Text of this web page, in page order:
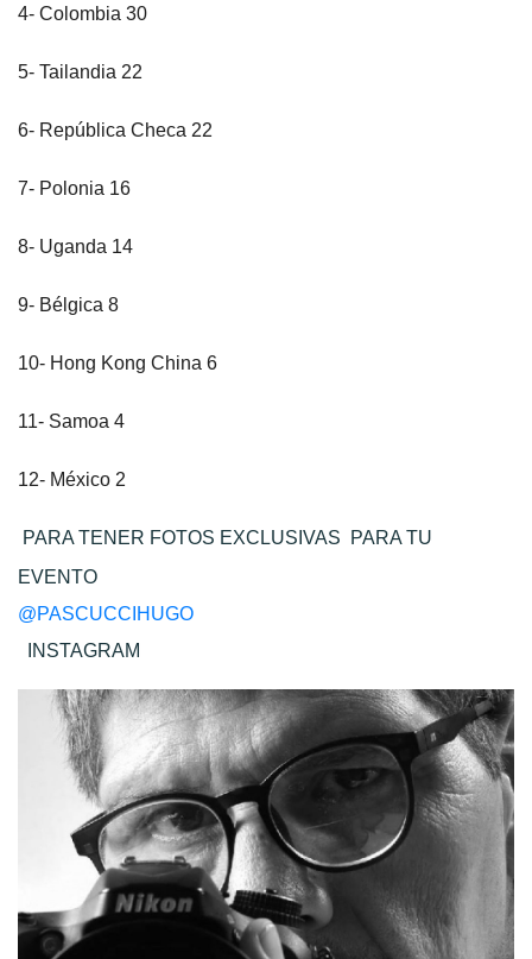
4- Colombia 30
5- Tailandia 22
6- República Checa 22
7- Polonia 16
8- Uganda 14
9- Bélgica 8
10- Hong Kong China 6
11- Samoa 4
12- México 2
PARA TENER FOTOS EXCLUSIVAS PARA TU
EVENTO
@PASCUCCIHUGO
INSTAGRAM